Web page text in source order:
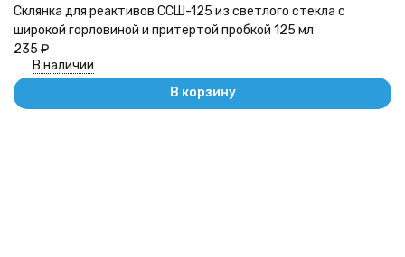
Склянка для реактивов ССШ-125 из светлого стекла с
широкой горловиной и притертой пробкой 125 мл
235 ₽
В наличии
В корзину